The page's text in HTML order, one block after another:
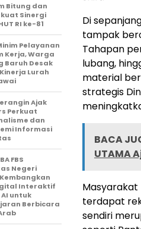
Di
tampak
Tahapan
lubang,
material
strategis
BACA
UTAMA
terdapat
sendiri
Bitung dan
Sinergi
RI ke-81
Pelayanan
Kerja, Warga
Baruh Desak
Lurah
Ajak
Perkuat
dan
Informasi
FBS
Negeri
Interaktif
untuk
Berbicara